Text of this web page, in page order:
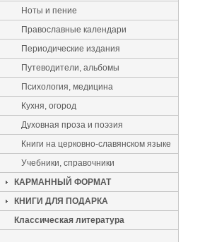
Ноты и пение
Православные календари
Периодические издания
Путеводители, альбомы
Психология, медицина
Кухня, огород
Духовная проза и поэзия
Книги на церковно-славянском языке
Учебники, справочники
КАРМАННЫЙ ФОРМАТ
КНИГИ ДЛЯ ПОДАРКА
Классическая литература